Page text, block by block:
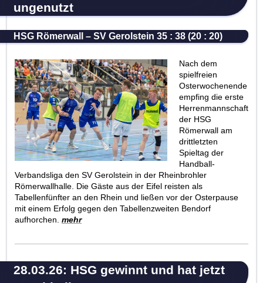
ungenutzt
HSG Römerwall – SV Gerolstein 35 : 38 (20 : 20)
Nach dem
spielfreien
Osterwochenende
empfing die erste
Herrenmannschaft
der HSG
Römerwall am
drittletzten
Spieltag der
Handball-
Verbandsliga den SV Gerolstein in der Rheinbrohler
Römerwallhalle. Die Gäste aus der Eifel reisten als
Tabellenfünfter an den Rhein und ließen vor der Osterpause
mit einem Erfolg gegen den Tabellenzweiten Bendorf
aufhorchen. mehr
28.03.26: HSG gewinnt und hat jetzt